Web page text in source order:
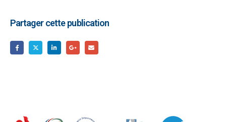
Partager cette publication